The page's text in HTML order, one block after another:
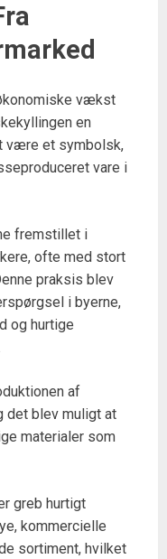
vækst
en
være et symbolsk,
vare i
fremstillet i
ofte med stort
praksis blev
i byerne,
og hurtige
af
det blev muligt at
materialer som
greb hurtigt
kommercielle
sortiment, hvilket